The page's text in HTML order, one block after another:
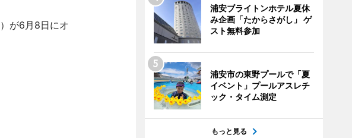
が6月8日にオ
浦安ブライトンホテル夏休
み企画「たからさがし」 ゲ
スト無料参加
浦安市の東野プールで「夏
イベント」プールアスレチ
ック・タイム測定
もっと見る